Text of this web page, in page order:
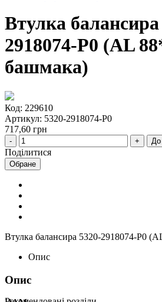
Втулка
2918074-Р0 (AL
башмака)
Код: 229610
Артикул: 5320-2918074-Р0
717,60 грн
До
Поділитися
Обране
Втулка балансира 5320-2918074-Р0
Опис
Опис